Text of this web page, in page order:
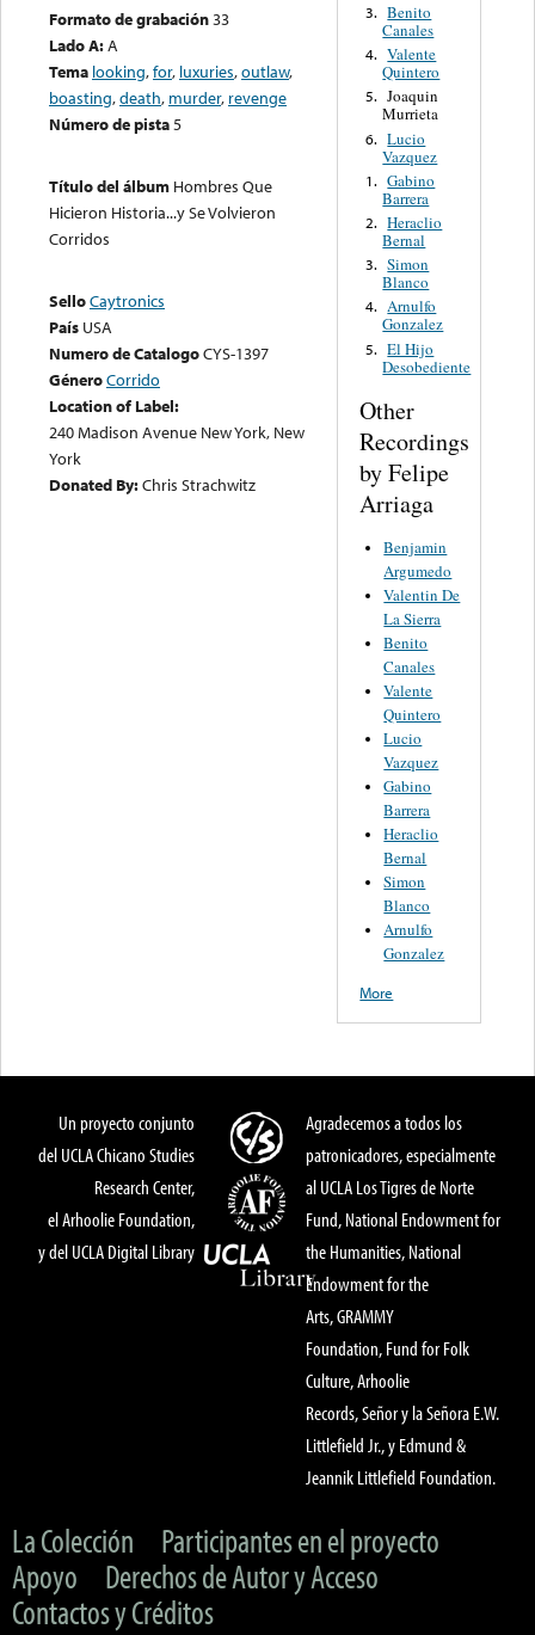
Formato de grabación33
Lado A:A
Tema looking,for, luxuries,outlaw,
boasting,death, murder, revenge
Número de pista5
Título del álbum Hombres Que
Hicieron Historia...y Se Volvieron
Corridos
SelloCaytronics
País USA
Numero de CatalogoCYS-1397
GéneroCorrido
Location of Label:
240 Madison Avenue New York, New
York
Donated By:Chris Strachwitz
3. Benito
Canales
4. Valente
Quintero
5. Joaquin
Murrieta
6. Lucio
Vazquez
1. Gabino
Barrera
2. Heraclio
Bernal
3. Simon
Blanco
4. Arnulfo
Gonzalez
5. El Hijo
Desobediente
Other
Recordings
by Felipe
Arriaga
Benjamin
Argumedo
Valentin De
La Sierra
Benito
Canales
Valente
Quintero
Lucio
Vazquez
Gabino
Barrera
Heraclio
Bernal
Simon
Blanco
Arnulfo
Gonzalez
More
Un proyecto conjunto
del UCLA Chicano Studies
Research Center,
el Arhoolie Foundation,
y del UCLA Digital Library
Agradecemos a todos los
patronicadores, especialmente
al UCLA Los Tigres de Norte
Fund, National Endowment for
the Humanities, National
Endowment for the
Arts, GRAMMY
Foundation, Fund for Folk
Culture, Arhoolie
Records, Señor y la Señora E.W.
Littlefield Jr., y Edmund &
Jeannik Littlefield Foundation.
La Colección
Participantes en el proyecto
Apoyo
Derechos de Autor y Acceso
Contactos y Créditos